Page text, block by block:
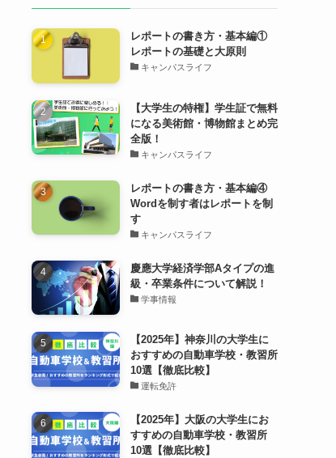
レポートの書き方・基本編①
レポートの基礎と大原則
キャンパスライフ
【大学生の特権】学生証で無料
になる美術館・博物館まとめ完
全版！
キャンパスライフ
レポートの書き方・基本編④
Wordを制す者はレポートを制
す
キャンパスライフ
慶應大学経済学部Aタイプの進
級・卒業条件について解説！
学事情報
【2025年】神奈川の大学生に
おすすめの自動車学校・教習所
10選【徹底比較】
運転免許
【2025年】大阪の大学生にお
すすめの自動車学校・教習所
10選【徹底比較】